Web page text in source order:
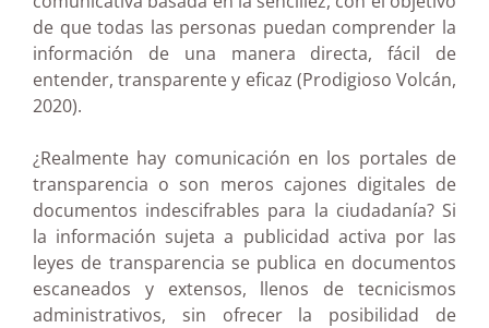
de que todas las personas puedan comprender la
información de una manera directa, fácil de
entender, transparente y eficaz (Prodigioso Volcán,
2020).
¿Realmente hay comunicación en los portales de
transparencia o son meros cajones digitales de
documentos indescifrables para la ciudadanía? Si
la información sujeta a publicidad activa por las
leyes de transparencia se publica en documentos
escaneados y extensos, llenos de tecnicismos
administrativos, sin ofrecer la posibilidad de